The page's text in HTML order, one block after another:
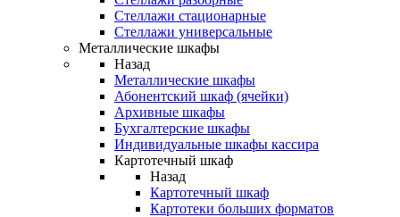
Стеллажи стационарные
Стеллажи универсальные
Металлические шкафы
Назад
Металлические шкафы
Абонентский шкаф (ячейки)
Архивные шкафы
Бухгалтерские шкафы
Индивидуальные шкафы кассира
Картотечный шкаф
Назад
Картотечный шкаф
Картотеки больших форматов